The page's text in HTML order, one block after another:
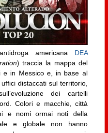
americana DEA
) traccia la mappa del
e in Messico e, in base al
distaccati sul territorio,
dei cartelli
Colori e macchie, città
e nomi ormai noti della
e globale non hanno